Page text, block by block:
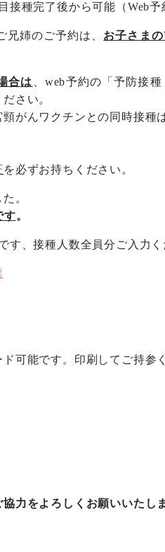
接種完了後から可能（Web予
姉のご予約は、 お子さまの
合は web予約の「予防接
さい。
頸がんワクチンとの同時接種
を必ずお持ちください。
。
す。
す、接種人数全員分ご入力く
可能です。印刷してご持参
力をよろしくお願いいたし